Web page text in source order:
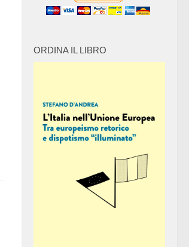
ORDINA IL LIBRO